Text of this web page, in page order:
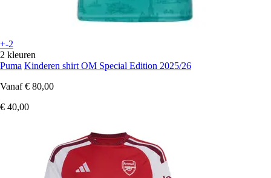
+-2
2 kleuren
Puma Kinderen shirt OM Special Edition 2025/26
Vanaf € 80,00
€ 40,00